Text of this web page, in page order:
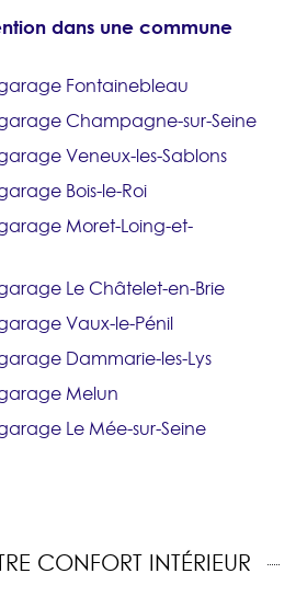
dans une commune
Fontainebleau
Champagne-sur-Seine
Veneux-les-Sablons
Bois-le-Roi
Moret-Loing-et-
Le Châtelet-en-Brie
Vaux-le-Pénil
Dammarie-les-Lys
Melun
Le Mée-sur-Seine
CONFORT INTÉRIEUR